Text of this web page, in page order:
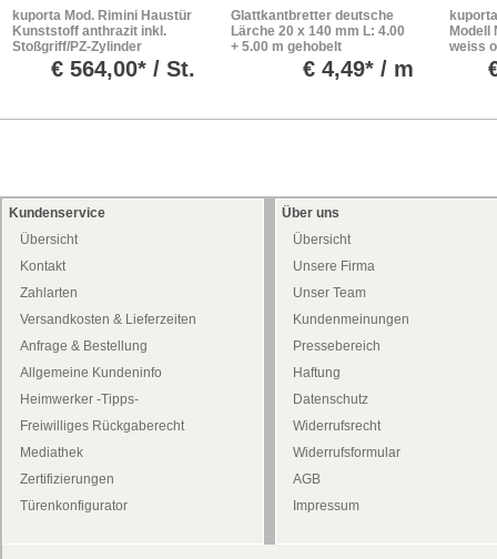
kuporta Mod. Rimini Haustür
Kunststoff anthrazit inkl.
Stoßgriff/PZ-Zylinder
€ 564,00* / St.
Glattkantbretter deutsche
Lärche 20 x 140 mm L: 4.00
+ 5.00 m gehobelt
€ 4,49* / m
Modell
weiss
Kundenservice
Übersicht
Kontakt
Zahlarten
Versandkosten & Lieferzeiten
Anfrage & Bestellung
Allgemeine Kundeninfo
Heimwerker -Tipps-
Freiwilliges Rückgaberecht
Mediathek
Zertifizierungen
Türenkonfigurator
Über uns
Übersicht
Unsere Firma
Unser Team
Kundenmeinungen
Pressebereich
Haftung
Datenschutz
Widerrufsrecht
Widerrufsformular
AGB
Impressum